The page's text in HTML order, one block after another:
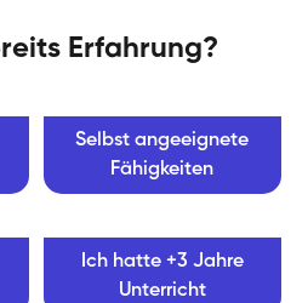
Erfahrung?
Selbst angeeignete
Fähigkeiten
Ich hatte +3 Jahre
Unterricht